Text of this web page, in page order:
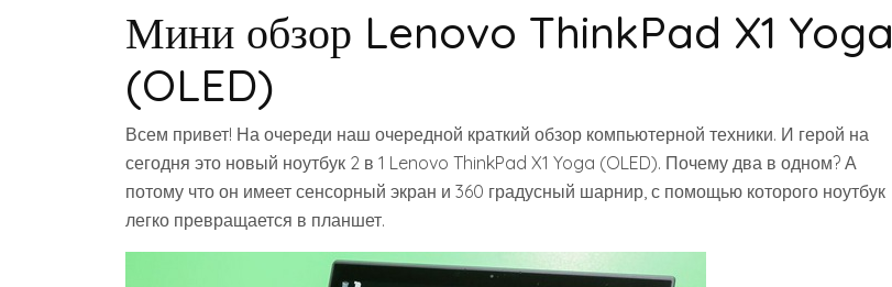
Мини обзор Lenovo ThinkPad X1 Yoga
(OLED)
Всем привет! На очереди наш очередной краткий обзор компьютерной техники. И герой на
сегодня это новый ноутбук 2 в 1 Lenovo ThinkPad X1 Yoga (OLED). Почему два в одном? А
потому что он имеет сенсорный экран и 360 градусный шарнир, с помощью которого ноутбук
легко превращается в планшет.